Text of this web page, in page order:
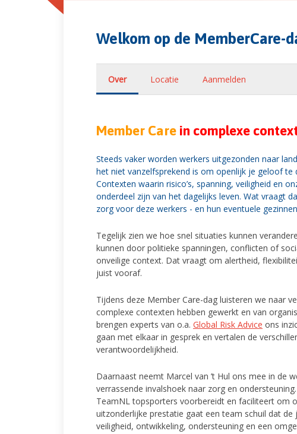
Welkom op de MemberCare-
Over Locatie Aanmelden
Member Care in complexe
Steeds vaker worden werkers uitgezonden naar
het niet vanzelfsprekend is om openlijk je geloof te
Contexten waarin risico’s, spanning, veiligheid en
onderdeel zijn van het dagelijks leven. Wat vraagt
zorg voor deze werkers - en hun eventuele
Tegelijk zien we hoe snel situaties kunnen
kunnen door politieke spanningen, conflicten of
onveilige context. Dat vraagt om alertheid,
juist vooraf.
Tijdens deze Member Care-dag luisteren we naar
complexe contexten hebben gewerkt en van
brengen experts van o.a. Global Risk Advice ons
gaan met elkaar in gesprek en vertalen de
verantwoordelijkheid.
Daarnaast neemt Marcel van ’t Hul ons mee in de
verrassende invalshoek naar zorg en
TeamNL topsporters voorbereidt en faciliteert om
uitzonderlijke prestatie gaat een team schuil dat
veiligheid, ontwikkeling, ondersteuning en een